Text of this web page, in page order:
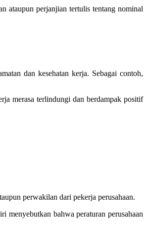
ataupun perjanjian tertulis tentang nominal
dan kesehatan kerja. Sebagai contoh,
merasa terlindungi dan berdampak positif
perwakilan dari pekerja perusahaan.
menyebutkan bahwa peraturan perusahaan